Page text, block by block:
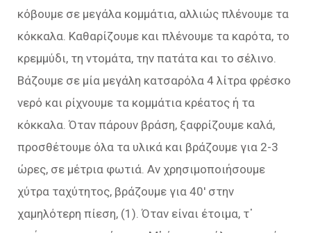
κόβουμε σε μεγάλα κομμάτια, αλλιώς πλένουμε τα
κόκκαλα. Καθαρίζουμε και πλένουμε τα καρότα, το
κρεμμύδι, τη ντομάτα, την πατάτα και το σέλινο.
Βάζουμε σε μία μεγάλη κατσαρόλα 4 λίτρα φρέσκο
νερό και ρίχνουμε τα κομμάτια κρέατος ή τα
κόκκαλα. Όταν πάρουν βράση, ξαφρίζουμε καλά,
προσθέτουμε όλα τα υλικά και βράζουμε για 2-3
ώρες, σε μέτρια φωτιά. Αν χρησιμοποιήσουμε
χύτρα ταχύτητος, βράζουμε για 40′ στην
χαμηλότερη πίεση, (1). Όταν είναι έτοιμα, τ᾿